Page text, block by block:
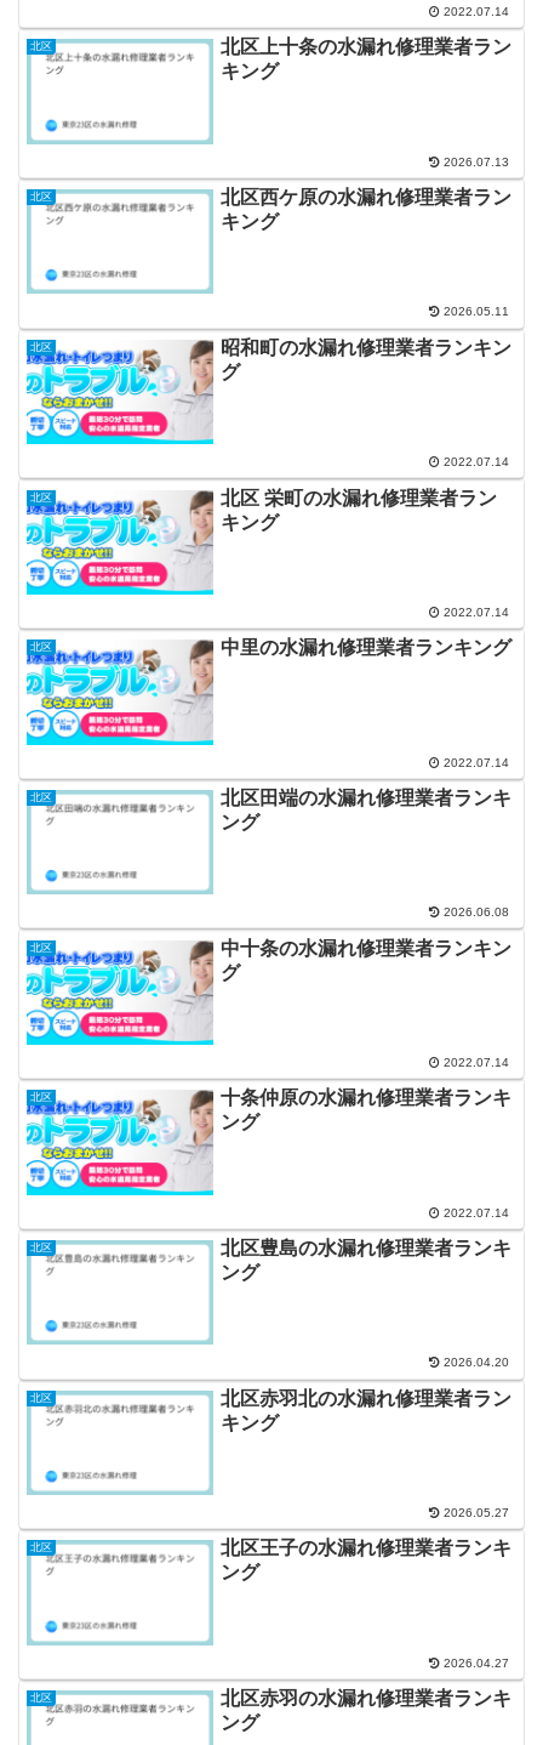
2022.07.14
北区
北区上十条の水漏れ修理業者ラン
キング
2026.07.13
北区
北区西ケ原の水漏れ修理業者ラン
キング
2026.05.11
北区
昭和町の水漏れ修理業者ランキン
グ
2022.07.14
北区
北区 栄町の水漏れ修理業者ラン
キング
2022.07.14
北区 中里の水漏れ修理業者ランキング
2022.07.14
北区
北区田端の水漏れ修理業者ランキ
ング
2026.06.08
北区
中十条の水漏れ修理業者ランキン
グ
2022.07.14
北区
十条仲原の水漏れ修理業者ランキ
ング
2022.07.14
北区
北区豊島の水漏れ修理業者ランキ
ング
2026.04.20
北区
北区赤羽北の水漏れ修理業者ラン
キング
2026.05.27
北区
北区王子の水漏れ修理業者ランキ
ング
2026.04.27
北区
北区赤羽の水漏れ修理業者ランキ
ング